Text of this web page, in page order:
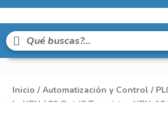
Inicio /Automatización y Control /
In NPN / 20 Out (2 Transistor NPN,